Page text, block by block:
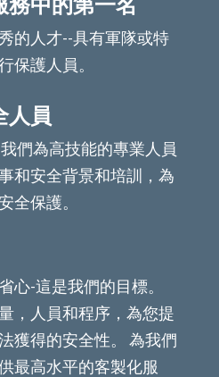
的人才--具有軍隊或特
保護人員。
人員
們為高技能的專業人員
和安全背景和培訓，為
全保護。
心-這是我們的目標。
，人員和程序，為您提
獲得的安全性。 為我們
最高水平的客製化服